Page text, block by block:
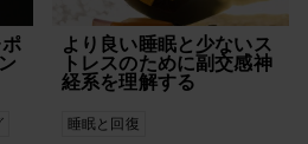
ポラールアスリート
マルチスポーツ
メンタルヘルス
モチベーション
ヨガ
ランニング
より良い睡眠と少ないス
トレスのために副交感神
経系を理解する
睡眠と回復